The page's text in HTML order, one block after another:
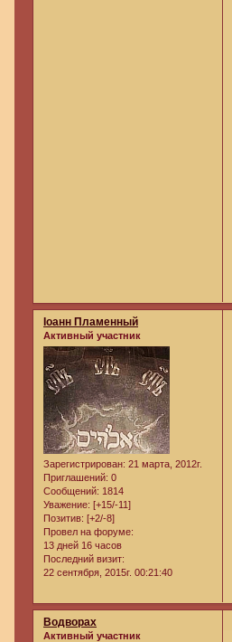
Iоанн Пламенный
Активный участник
Зарегистрирован: 21 марта, 2012г.
Приглашений: 0
Сообщений: 1814
Уважение: [+15/-11]
Позитив: [+2/-8]
Провел на форуме:
13 дней 16 часов
Последний визит:
22 сентября, 2015г. 00:21:40
Водворах
Активный участник